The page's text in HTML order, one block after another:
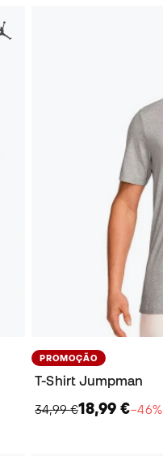
PROMOÇÃO
T-Shirt Jumpman
34,99 €18,99 €−46%